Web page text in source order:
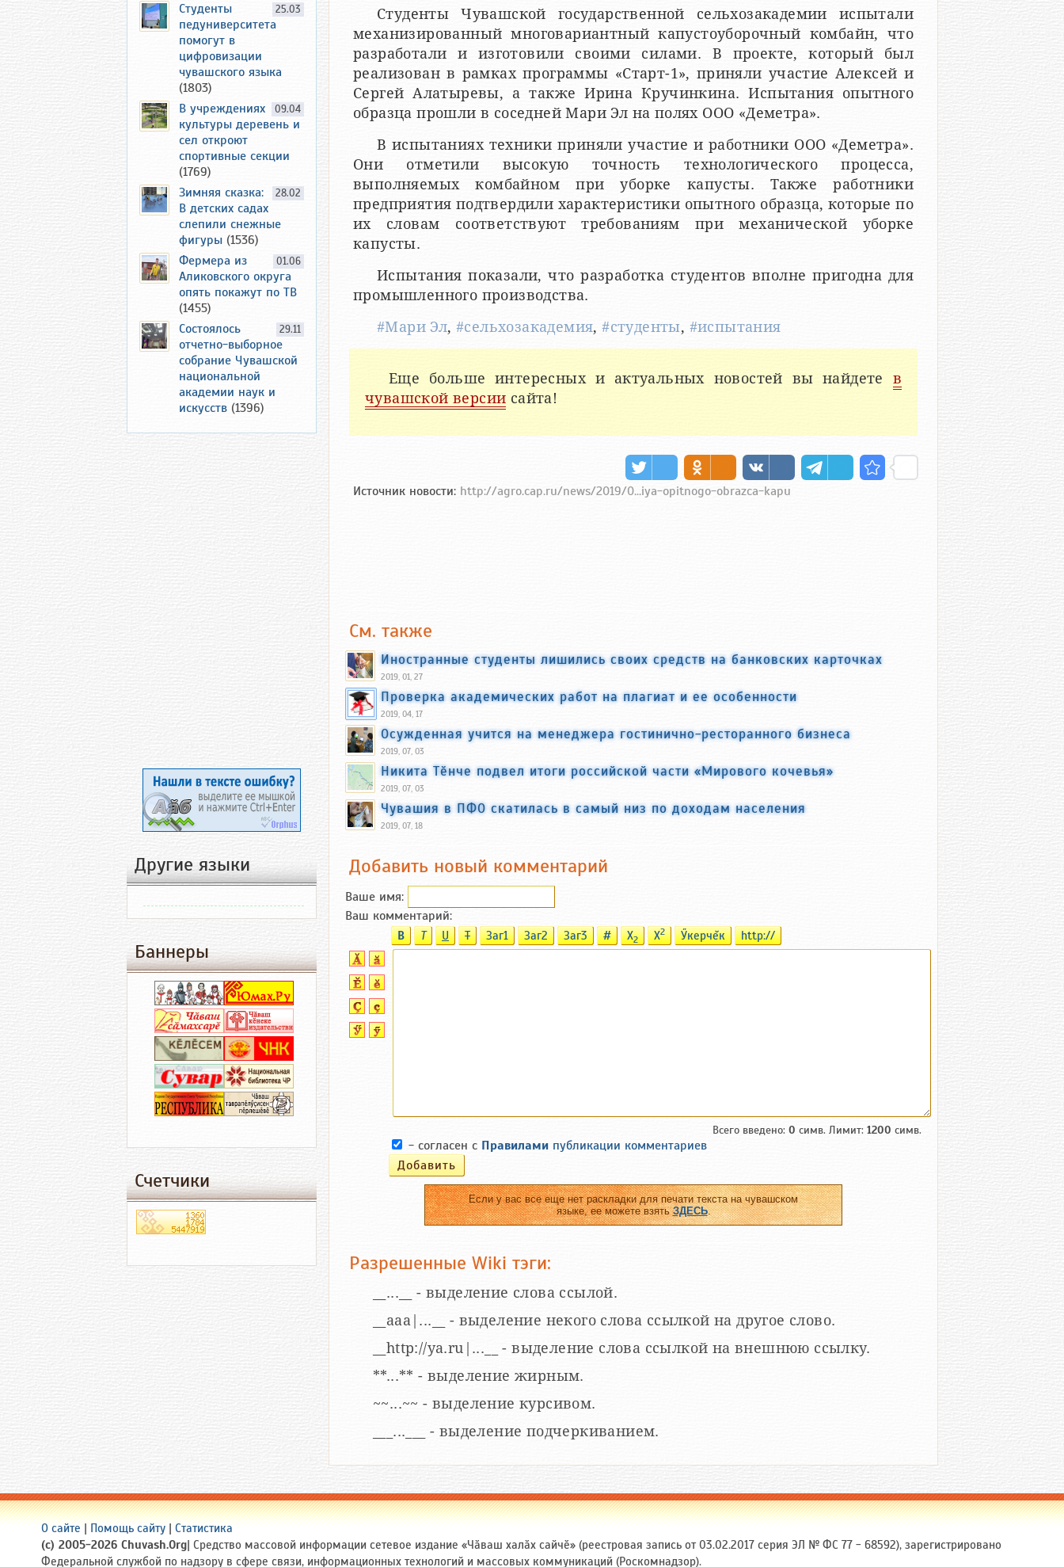
Студенты Чувашской государственной сельхозакадемии испытали
механизированный многовариантный капустоуборочный комбайн, что
разработали и изготовили своими силами. В проекте, который был
реализован в рамках программы «Старт-1», приняли участие Алексей и
Сергей Алатыревы, а также Ирина Кручинкина. Испытания опытного
образца прошли в соседней Мари Эл на полях ООО «Деметра».
В испытаниях техники приняли участие и работники ООО «Деметра».
Они отметили высокую точность технологического процесса,
выполняемых комбайном при уборке капусты. Также работники
предприятия подтвердили характеристики опытного образца, которые по
их словам соответствуют требованиям при механической уборке
капусты.
Испытания показали, что разработка студентов вполне пригодна для
промышленного производства.
#Мари Эл,#сельхозакадемия,#студенты, #испытания
Еще больше интересных и актуальных новостей вы найдете в
чувашской версии сайта!
Источник новости: http://agro.cap.ru/news/2019/0...iya-opitnogo-obrazca-kapu
См. также
Иностранные студенты лишились своих средств на банковских карточках
2019, 01, 27
Проверка академических работ на плагиат и ее особенности
2019, 04, 17
Осужденная учится на менеджера гостинично-ресторанного бизнеса
2019, 07, 03
Никита Тӗнче подвел итоги российской части «Мирового кочевья»
2019, 07, 03
Чувашия в ПФО скатилась в самый низ по доходам населения
2019, 07, 18
Добавить новый комментарий
Ваше имя:
Ваш комментарий:
B T U T Заг1 Заг2 Заг3 # X2 X2 Ӳкерчĕк http://
Всего введено: 0 симв. Лимит: 1200 симв.
- согласен с Правилами публикации комментариев
Если у вас все еще нет раскладки для печати текста на чувашском
языке, ее можете взятьЗДЕСЬ.
Разрешенные Wiki тэги:
__...__ - выделение слова ссылой.
__aaa|...__ - выделение некого слова ссылкой на другое слово.
__http://ya.ru|...__ - выделение слова ссылкой на внешнюю ссылку.
**...** - выделение жирным.
~~...~~ - выделение курсивом.
___...___ - выделение подчеркиванием.
25.03
Студенты
педуниверситета
помогут в
цифровизации
чувашского языка
(1803)
09.04
В учреждениях
культуры деревень и
сел откроют
спортивные секции
(1769)
28.02
Зимняя сказка:
В детских садах
слепили снежные
фигуры (1536)
01.06
Фермера из
Аликовского округа
опять покажут по ТВ
(1455)
29.11
Состоялось
отчетно-выборное
собрание Чувашской
национальной
академии наук и
искусств (1396)
Другие языки
Баннеры
Счетчики
О сайте Помощь сайту
Статистика
(c) 2005-2026 Chuvash.Org | Средство массовой информации сетевое издание «Чӑваш халӑх сайчӗ» (реестровая запись от 03.02.2017 серия ЭЛ № ФС 77 - 68592), зарегистрировано
Федеральной службой по надзору в сфере связи, информационных технологий и массовых коммуникаций (Роскомнадзор).